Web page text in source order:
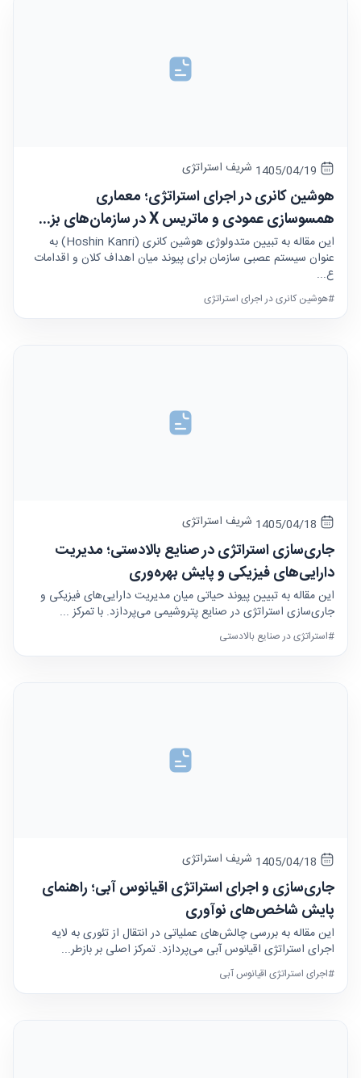
شریف استراتژی
هوشین کانری در اجرای استراتژی؛ معماری
همسوسازی عمودی و ماتریس X در سازمان‌های بز...
این مقاله به تبیین متدولوژی هوشین کانری (Hoshin Kanri) به
عنوان سیستم عصبی سازمان برای پیوند میان اهداف کلان و اقدامات
ع...
#هوشین کانری در اجرای استراتژی
شریف استراتژی
جاری‌سازی استراتژی در صنایع بالادستی؛ مدیریت
دارایی‌های فیزیکی و پایش بهره‌وری
این مقاله به تبیین پیوند حیاتی میان مدیریت دارایی‌های فیزیکی و
جاری‌سازی استراتژی در صنایع پتروشیمی می‌پردازد. با تمرکز ...
#استراتژی در صنایع بالادستی
شریف استراتژی
جاری‌سازی و اجرای استراتژی اقیانوس آبی؛ راهنمای
پایش شاخص‌های نوآوری
این مقاله به بررسی چالش‌های عملیاتی در انتقال از تئوری به لایه
اجرای استراتژی اقیانوس آبی می‌پردازد. تمرکز اصلی بر بازطر...
#اجرای استراتژی اقیانوس آبی